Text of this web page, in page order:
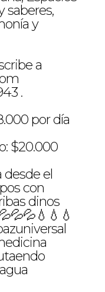
saberes,
y
a
.
por día
$20.000
el
con
dinos